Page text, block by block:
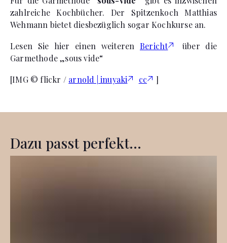
zahlreiche Kochbücher. Der Spitzenkoch Matthias
Wehmann bietet diesbezüglich sogar Kochkurse an.
Lesen Sie hier einen weiteren Bericht
über die
Garmethode „sous vide“
[IMG © flickr / arnold | inuyaki cc ]
Dazu passt perfekt...